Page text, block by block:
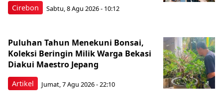
Cirebon Sabtu, 8 Agu 2026 - 10:12
Artikel
Puluhan Tahun Menekuni Bonsai,
Koleksi Beringin Milik Warga Bekasi
Diakui Maestro Jepang
Jumat, 7 Agu 2026 - 22:10